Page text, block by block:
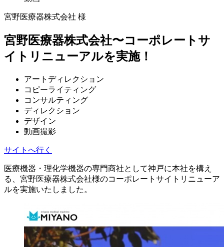
宮野医療器株式会社 様
宮野医療器株式会社〜コーポレートサ
イトリニューアルを実施！
アートディレクション
コピーライティング
コンサルティング
ディレクション
デザイン
動画撮影
サイトへ行く
医療機器・理化学機器の専門商社として神戸に本社を構え
る、宮野医療器株式会社様のコーポレートサイトリニューア
ルを実施いたしました。